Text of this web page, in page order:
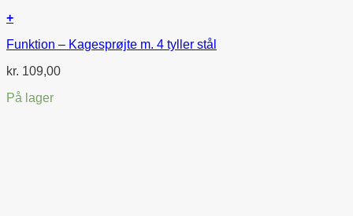
+
Funktion – Kagesprøjte m. 4 tyller stål
kr. 109,00
På lager